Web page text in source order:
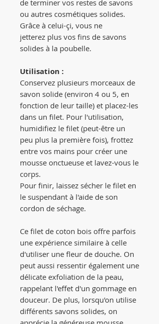
de terminer vos restes de savons
ou autres cosmétiques solides.
Grâce à celui-çi, vous ne
jetterez plus vos fins de savons
solides à la poubelle.
Utilisation :
Conservez plusieurs morceaux de
savon solide (environ 4 ou 5, en
fonction de leur taille) et placez-les
dans un filet. Pour l'utilisation,
humidifiez le filet (peut-être un
peu plus la première fois), frottez
entre vos mains pour créer une
mousse onctueuse et lavez-vous le
corps.
Pour finir, laissez sécher le filet en
le suspendant à l'aide de son
cordon de séchage.
Ce filet de coton bois offre parfois
une expérience similaire à celle
d'utiliser une fleur de douche. On
peut aussi ressentir également une
délicate exfoliation de la peau,
rappelant l'effet d'un gommage en
douceur. De plus, lorsqu'on utilise
différents savons solides, on